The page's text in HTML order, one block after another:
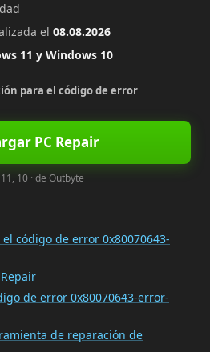
el 08.08.2026
11 y Windows 10
para el código de error
PC Repair
10 · de Outbyte
código de error 0x80070643-
de error 0x80070643-error-
de reparación de